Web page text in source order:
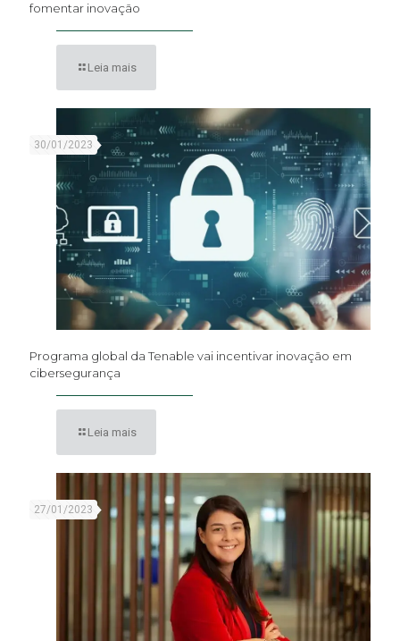
fomentar inovação
Leia mais
30/01/2023
Programa global da Tenable vai incentivar inovação em
cibersegurança
Leia mais
27/01/2023